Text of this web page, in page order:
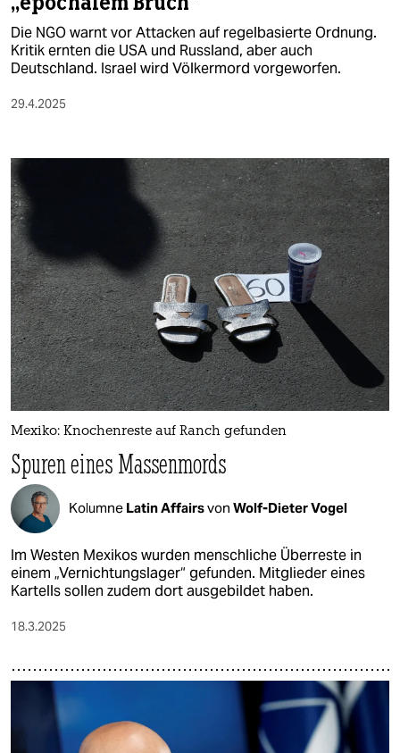
Die NGO warnt vor Attacken auf regelbasierte Ordnung.
Kritik ernten die USA und Russland, aber auch
Deutschland. Israel wird Völkermord vorgeworfen.
29.4.2025
Mexiko: Knochenreste auf Ranch gefunden
Spuren eines Massenmords
Kolumne Latin Affairsvon Wolf-Dieter Vogel
Im Westen Mexikos wurden menschliche Überreste in
einem „Vernichtungs­lager“ gefunden. Mitglieder eines
Kartells sollen zudem dort ausgebildet haben.
18.3.2025